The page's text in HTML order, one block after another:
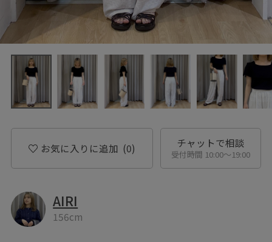
お気に入りに追加 (0) チャットで相談
受付時間 10:00〜19:00
AIRI
156cm